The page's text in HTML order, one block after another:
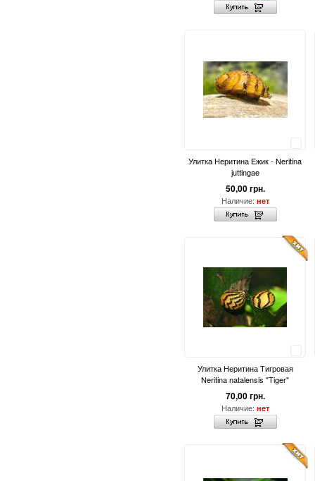
Улитка Неритина Ежик - Neritina
juttingae
50,00 грн.
Наличие: нет
Улитка Неритина Тигровая
Neritina natalensis "Tiger"
70,00 грн.
Наличие: нет